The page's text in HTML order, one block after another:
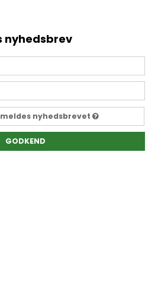
nyhedsbrev
nyhedsbrevet
GODKEND